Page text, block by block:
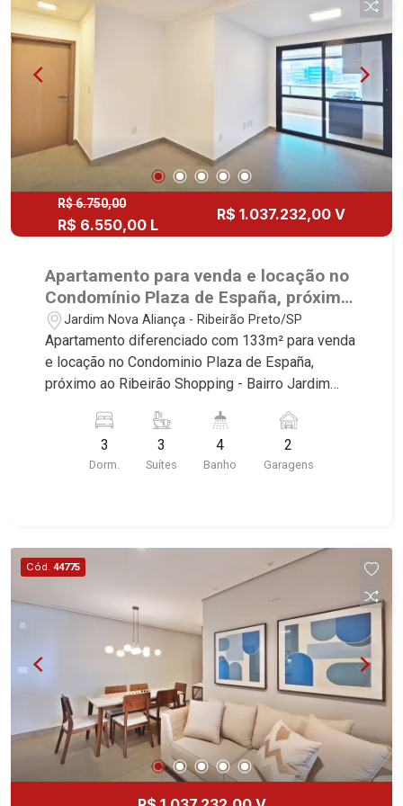
com Churrasqueira à gás - 02 Vagas - Fino
acabamento - Alto Padrão Martinelli Imobiliária,
referência no mercado imobiliário desde 2000.
Lançamentos! Avenida João Fiúsa, 1051 - Alto da
R$ 6.750,00
R$ 6.550,00 L
R$ 1.037.232,00 V
Apartamento para venda e locação no
Condomínio Plaza de España, próximo
ao Ribeirão Shopping - Ribeirão
Preto/SP.
Jardim Nova Aliança - Ribeirão Preto/SP
Apartamento diferenciado com 133m² para venda
e locação no Condominio Plaza de España,
próximo ao Ribeirão Shopping - Bairro Jardim
características deste imóvel que a Martinelli
Imobiliária selecionou para você: - 133m² de área
blindex - 2 vagas Martinelli Imobiliária -
excelência absoluta no mercado imobiliário de
Ribeirão Preto. Referência em imóveis de alto
padrão, somos especialistas na venda e locação
de apartamentos nos condomínios mais
desejados da Zona Sul, reconhecidos por sua
segurança, infraestrutura completa e qualidade
de vida incomparável. Atuamos nos
empreendimentos de maior prestígio da região,
incluindo: Marquises Park, Les Alpes Residence,
Porto Búzios, Sequóia, Blue Diamond, Mirante do
Ipê, Hype, Grand Privilège, Grand Raya, Grand
3
Dorm.
3
Suítes
4
Banho
2
Garagens
Cód. 44775